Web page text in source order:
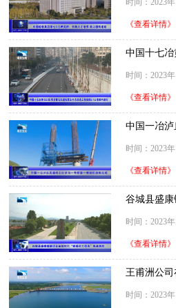
《查看详情》
中国十七
时间：2023
《查看详情》
中国一冶
时间：2023
《查看详情》
谷城县盛康
时间：2023
《查看详情》
王甫洲公
时间：2023